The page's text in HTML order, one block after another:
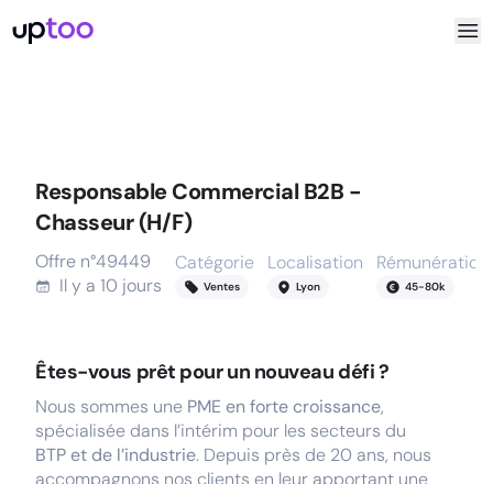
Responsable Commercial B2B -
Chasseur (H/F)
Offre n°49449
Il y a 10 jours
Catégorie
Ventes
Localisation
Lyon
Rémunération
45-80k
Êtes-vous prêt pour un nouveau défi ?
Nous sommes une PME en forte croissance,
spécialisée dans l’intérim pour les secteurs du
BTP et de l’industrie. Depuis près de 20 ans, nous
accompagnons nos clients en leur apportant une